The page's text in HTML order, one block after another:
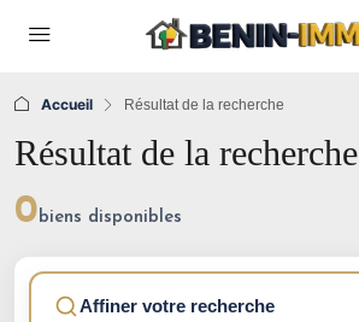
Accueil Résultat de la recherche
Résultat de la recherche
0biens disponibles
Affiner votre recherche